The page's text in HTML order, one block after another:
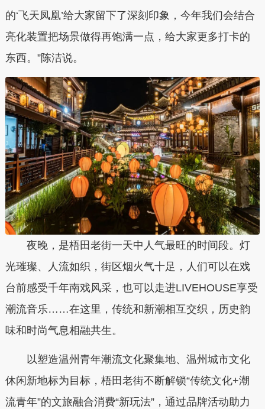
的‘飞天凤凰’给大家留下了深刻印象，今年我们会结合
亮化装置把场景做得再饱满一点，给大家更多打卡的
东西。”陈洁说。
夜晚，是梧田老街一天中人气最旺的时间段。灯
光璀璨、人流如织，街区烟火气十足，人们可以在戏
台前感受千年南戏风采，也可以走进LIVEHOUSE享受
潮流音乐……在这里，传统和新潮相互交织，历史韵
味和时尚气息相融共生。
以塑造温州青年潮流文化聚集地、温州城市文化
休闲新地标为目标，梧田老街不断解锁“传统文化+潮
流青年”的文旅融合消费“新玩法”，通过品牌活动助力